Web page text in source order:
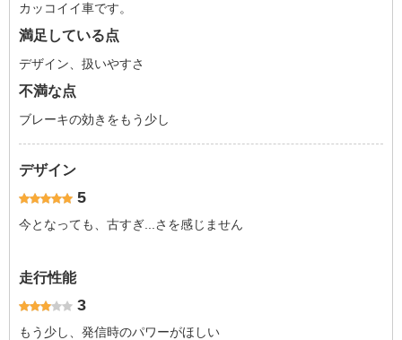
カッコイイ車です。
満足している点
デザイン、扱いやすさ
不満な点
ブレーキの効きをもう少し
デザイン
5
今となっても、古すぎ...さを感じません
走行性能
3
もう少し、発信時のパワーがほしい